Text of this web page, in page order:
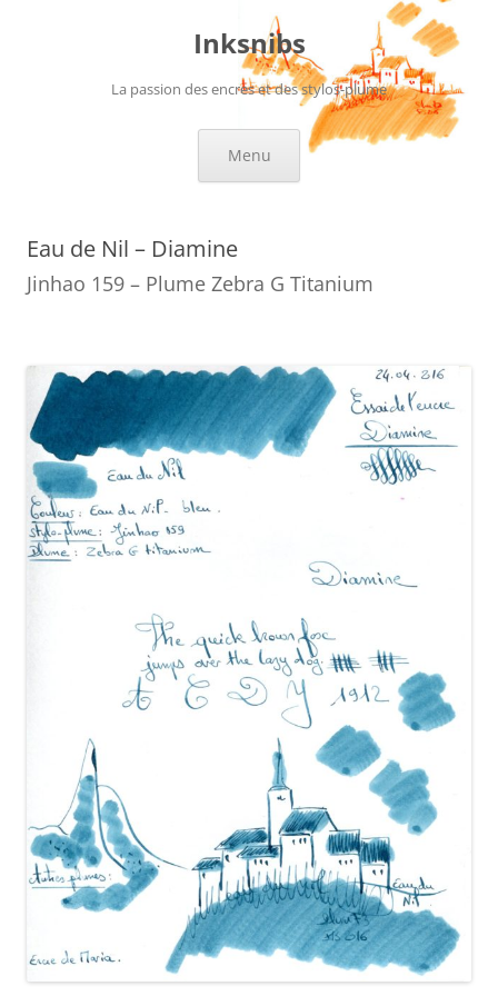
Inksnibs
La passion des encres et des stylos-plume
Menu
Eau de Nil – Diamine
Jinhao 159 – Plume Zebra G Titanium